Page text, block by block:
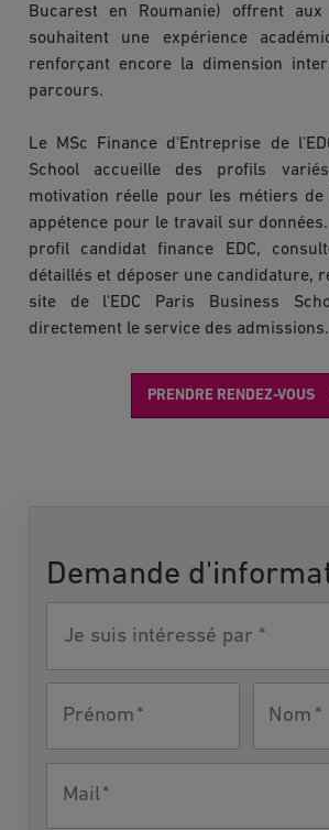
Bucarest en Roumanie) offrent
souhaitent une expérience
renforçant encore la dimension
parcours.
Le MSc Finance d'Entreprise de
School accueille des profils
motivation réelle pour les métiers
appétence pour le travail sur
profil candidat finance EDC,
détaillés et déposer une candidature,
site de l'EDC Paris Business
directement le service des admissions.
PRENDRE RENDEZ-VOUS
Demande
intéressé
par
Prénom
Nom
Mail